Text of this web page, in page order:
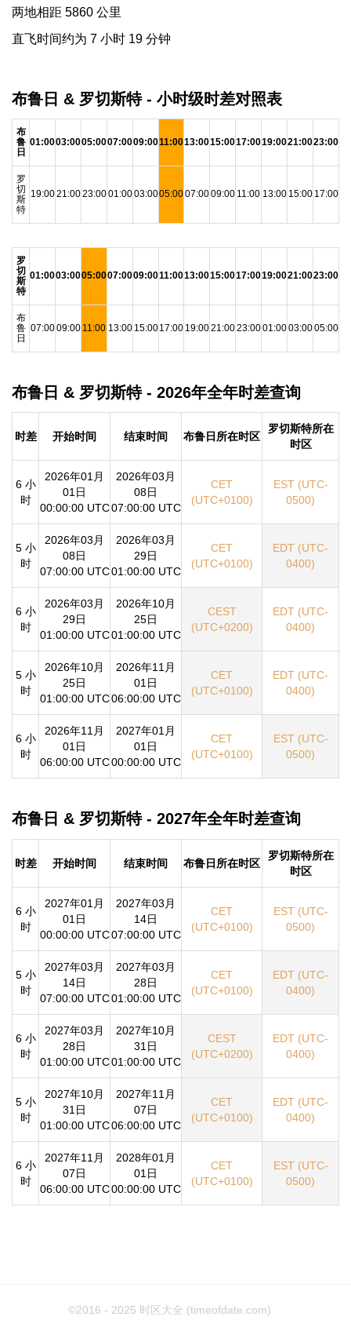
两地相距 5860 公里
直飞时间约为 7 小时 19 分钟
布鲁日 & 罗切斯特 - 小时级时差对照表
布
鲁
日
01:0003:0005:0007:0009:0011:0013:0015:0017:0019:0021:0023:00
罗
切
斯
特
19:0021:0023:0001:0003:0005:0007:0009:00 11:00 13:00 15:00 17:00
罗
切
斯
特
01:0003:0005:0007:0009:0011:0013:0015:0017:0019:0021:0023:00
布
鲁
日
07:0009:00 11:00 13:00 15:0017:00 19:0021:0023:0001:0003:0005:00
布鲁日 & 罗切斯特 - 2026年全年时差查询
时差 开始时间 结束时间 布鲁日所在时区
罗切斯特所在
时区
6 小
时
2026年01月
01日
00:00:00 UTC
2026年03月
08日
07:00:00 UTC
CET
(UTC+0100)
EST (UTC-
0500)
5 小
时
2026年03月
08日
07:00:00 UTC
2026年03月
29日
01:00:00 UTC
CET
(UTC+0100)
EDT (UTC-
0400)
6 小
时
2026年03月
29日
01:00:00 UTC
2026年10月
25日
01:00:00 UTC
CEST
(UTC+0200)
EDT (UTC-
0400)
5 小
时
2026年10月
25日
01:00:00 UTC
2026年11月
01日
06:00:00 UTC
CET
(UTC+0100)
EDT (UTC-
0400)
6 小
时
2026年11月
01日
06:00:00 UTC
2027年01月
01日
00:00:00 UTC
CET
(UTC+0100)
EST (UTC-
0500)
布鲁日 & 罗切斯特 - 2027年全年时差查询
时差 开始时间 结束时间 布鲁日所在时区
罗切斯特所在
时区
6 小
时
2027年01月
01日
00:00:00 UTC
2027年03月
14日
07:00:00 UTC
CET
(UTC+0100)
EST (UTC-
0500)
5 小
时
2027年03月
14日
07:00:00 UTC
2027年03月
28日
01:00:00 UTC
CET
(UTC+0100)
EDT (UTC-
0400)
6 小
时
2027年03月
28日
01:00:00 UTC
2027年10月
31日
01:00:00 UTC
CEST
(UTC+0200)
EDT (UTC-
0400)
5 小
时
2027年10月
31日
01:00:00 UTC
2027年11月
07日
06:00:00 UTC
CET
(UTC+0100)
EDT (UTC-
0400)
6 小
时
2027年11月
07日
06:00:00 UTC
2028年01月
01日
00:00:00 UTC
CET
(UTC+0100)
EST (UTC-
0500)
©2016 - 2025 时区大全 (timeofdate.com)